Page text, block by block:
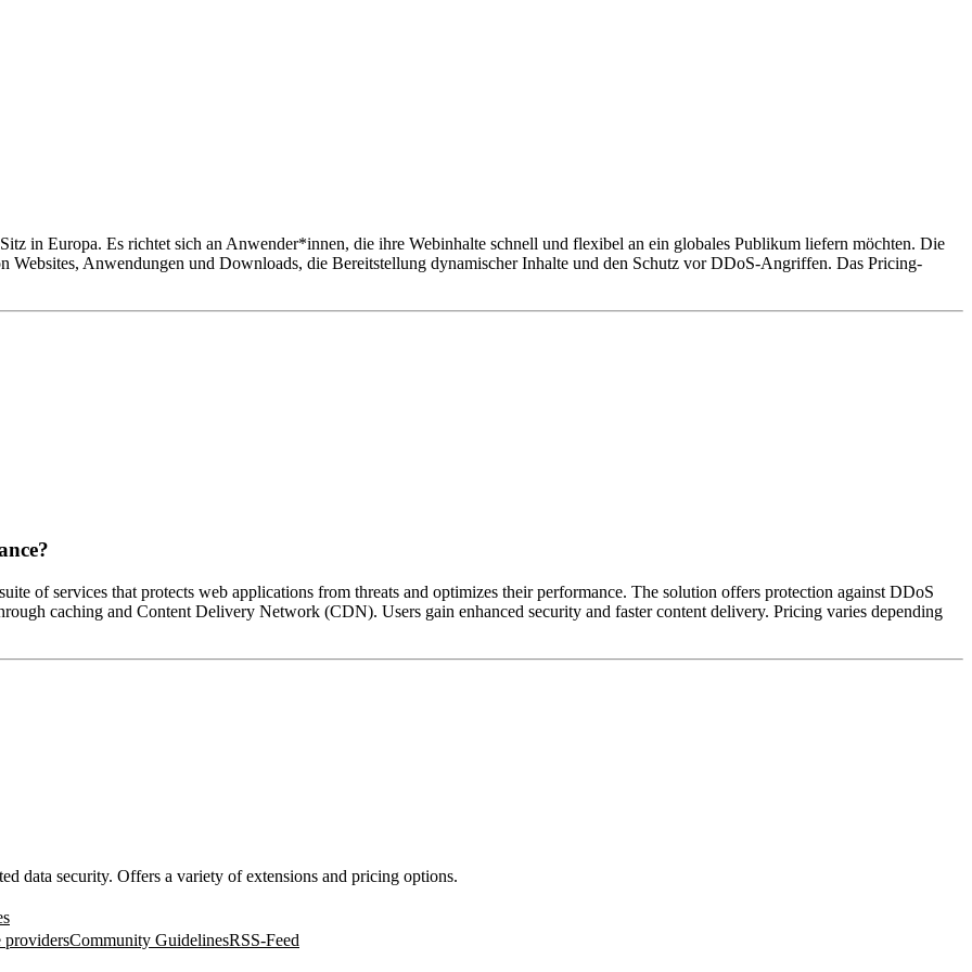
in Europa. Es richtet sich an Anwender*innen, die ihre Webinhalte schnell und flexibel an ein globales Publikum liefern möchten. Die
Websites, Anwendungen und Downloads, die Bereitstellung dynamischer Inhalte und den Schutz vor DDoS-Angriffen. Das Pricing-
of services that protects web applications from threats and optimizes their performance. The solution offers protection against DDoS
caching and Content Delivery Network (CDN). Users gain enhanced security and faster content delivery. Pricing varies depending
data security. Offers a variety of extensions and pricing options.
providersCommunity GuidelinesRSS-Feed